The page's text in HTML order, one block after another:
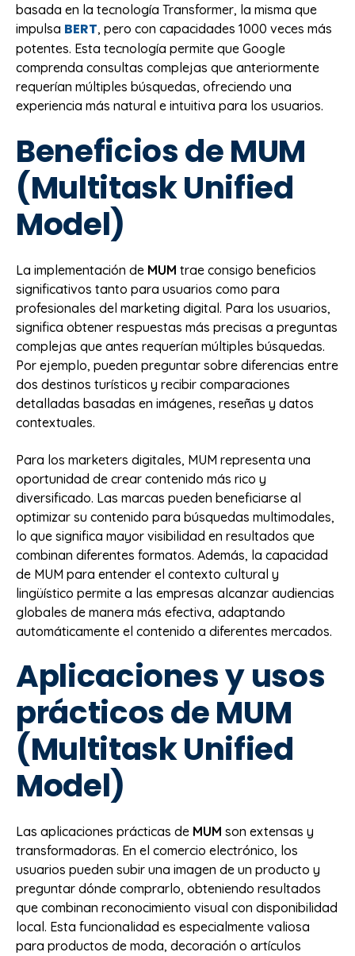
basada en la tecnología Transformer, la misma que
impulsa BERT, pero con capacidades 1000 veces más
potentes. Esta tecnología permite que Google
comprenda consultas complejas que anteriormente
requerían múltiples búsquedas, ofreciendo una
experiencia más natural e intuitiva para los usuarios.
Beneficios de MUM
(Multitask Unified
Model)
La implementación de MUM trae consigo beneficios
significativos tanto para usuarios como para
profesionales del marketing digital. Para los usuarios,
significa obtener respuestas más precisas a preguntas
complejas que antes requerían múltiples búsquedas.
Por ejemplo, pueden preguntar sobre diferencias entre
dos destinos turísticos y recibir comparaciones
detalladas basadas en imágenes, reseñas y datos
contextuales.
Para los marketers digitales, MUM representa una
oportunidad de crear contenido más rico y
diversificado. Las marcas pueden beneficiarse al
optimizar su contenido para búsquedas multimodales,
lo que significa mayor visibilidad en resultados que
combinan diferentes formatos. Además, la capacidad
de MUM para entender el contexto cultural y
lingüístico permite a las empresas alcanzar audiencias
globales de manera más efectiva, adaptando
automáticamente el contenido a diferentes mercados.
Aplicaciones y usos
prácticos de MUM
(Multitask Unified
Model)
Las aplicaciones prácticas de MUM son extensas y
transformadoras. En el comercio electrónico, los
usuarios pueden subir una imagen de un producto y
preguntar dónde comprarlo, obteniendo resultados
que combinan reconocimiento visual con disponibilidad
local. Esta funcionalidad es especialmente valiosa
para productos de moda, decoración o artículos